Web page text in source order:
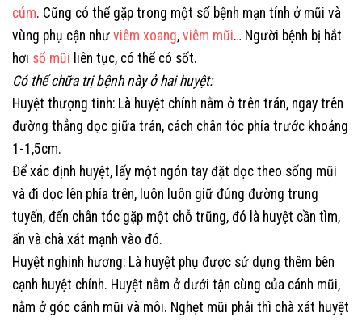
cúm. Cũng có thể gặp trong một số bệnh mạn tính ở mũi và
vùng phụ cận như viêm xoang, viêm mũi… Người bệnh bị hắt
hơi sổ mũi liên tục, có thể có sốt.
Có thể chữa trị bệnh này ở hai huyệt:
Huyệt thượng tinh: Là huyệt chính nằm ở trên trán, ngay trên
đường thẳng dọc giữa trán, cách chân tóc phía trước khoảng
1-1,5cm.
Để xác định huyệt, lấy một ngón tay đặt dọc theo sống mũi
và đi dọc lên phía trên, luôn luôn giữ đúng đường trung
tuyến, đến chân tóc gặp một chỗ trũng, đó là huyệt cần tìm,
ấn và chà xát mạnh vào đó.
Huyệt nghinh hương: Là huyệt phụ được sử dụng thêm bên
cạnh huyệt chính. Huyệt nằm ở dưới tận cùng của cánh mũi,
nằm ở góc cánh mũi và môi. Nghẹt mũi phải thì chà xát huyệt